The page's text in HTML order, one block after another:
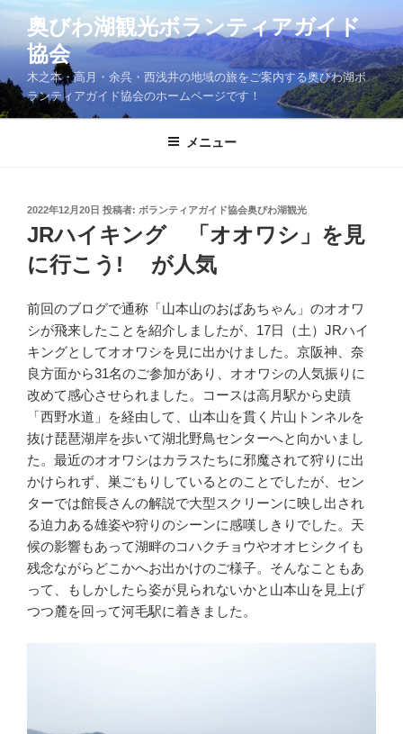
コ
テ
ン
ツ
へ
奥びわ湖観光ボランティアガイド
協会
木之本・高月・余呉・西浅井の地域の旅をご案内する奥びわ湖ボ
ランティアガイド協会のホームページです！
メニュー
投
稿
日:
2022年12月20日 投稿者: ボランティアガイド協会奥びわ湖観光
JRハイキング 「オオワシ」を見
に行こう! が人気
前回のブログで通称「山本山のおばあちゃん」のオオワ
シが飛来したことを紹介しましたが、17日（土）JRハイ
キングとしてオオワシを見に出かけました。京阪神、奈
良方面から31名のご参加があり、オオワシの人気振りに
改めて感心させられました。コースは高月駅から史蹟
「西野水道」を経由して、山本山を貫く片山トンネルを
抜け琵琶湖岸を歩いて湖北野鳥センターへと向かいまし
た。最近のオオワシはカラスたちに邪魔されて狩りに出
かけられず、巣ごもりしているとのことでしたが、セン
ターでは館長さんの解説で大型スクリーンに映し出され
る迫力ある雄姿や狩りのシーンに感嘆しきりでした。天
候の影響もあって湖畔のコハクチョウやオオヒシクイも
残念ながらどこかへお出かけのご様子。そんなこともあ
って、もしかしたら姿が見られないかと山本山を見上げ
つつ麓を回って河毛駅に着きました。